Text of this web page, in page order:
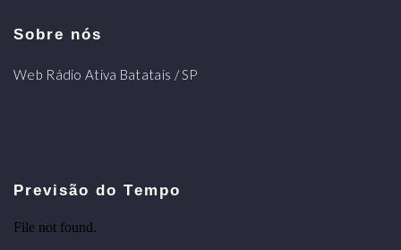
Sobre nós
Web Rádio Ativa Batatais / SP
Previsão do Tempo